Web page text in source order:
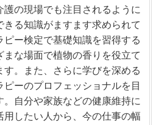
護の現場でも注目されるように
きる知識がますます求められて
ピー検定で基礎知識を習得する
まな場面で植物の香りを役立て
す。また、さらに学びを深める
ピーのプロフェッショナルを目
。自分や家族などの健康維持に
用したい人から、今の仕事の幅